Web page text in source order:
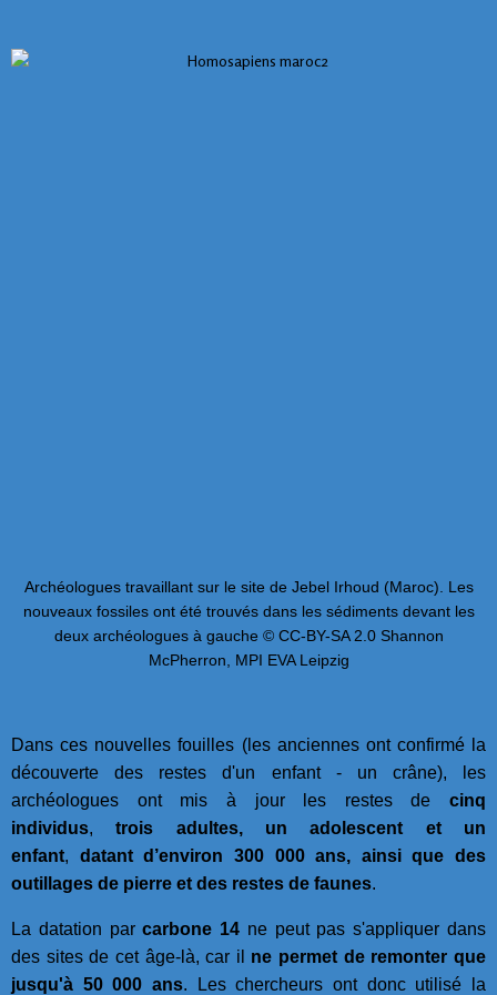
Archéologues travaillant sur le site de Jebel Irhoud (Maroc). Les
nouveaux fossiles ont été trouvés dans les sédiments devant les
deux archéologues à gauche © CC-BY-SA 2.0 Shannon
McPherron, MPI EVA Leipzig
Dans ces nouvelles fouilles (les anciennes ont confirmé la
découverte des restes d'un enfant - un crâne), les
archéologues ont mis à jour les restes de cinq
individus,trois adultes, un adolescent et un
enfant, datant d’environ 300 000 ans, ainsi que des
outillages de pierre et des restes de faunes.
La datation parcarbone 14 ne peut pas s'appliquer dans
des sites de cet âge-là, car il ne permet de remonter que
jusqu'à 50 000 ans.
Les chercheurs ont donc utilisé la